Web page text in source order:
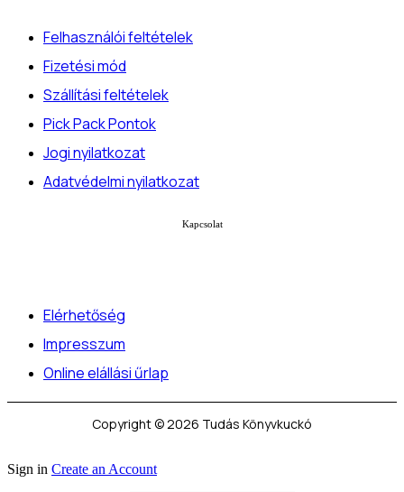
Felhasználói feltételek
Fizetési mód
Szállítási feltételek
Pick Pack Pontok
Jogi nyilatkozat
Adatvédelmi nyilatkozat
Kapcsolat
Elérhetőség
Impresszum
Online elállási űrlap
Copyright © 2026 Tudás Könyvkuckó
Sign in Create an Account